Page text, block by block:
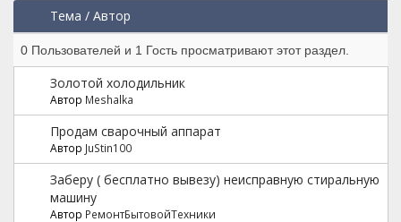
Тема / Автор
0 Пользователей и 1 Гость просматривают этот раздел.
Золотой холодильник
Автор Meshalka
Продам сварочный аппарат
Автор JuStin100
Заберу ( бесплатно вывезу) неисправную стиральную
машину
Автор РемонтБытовойТехники